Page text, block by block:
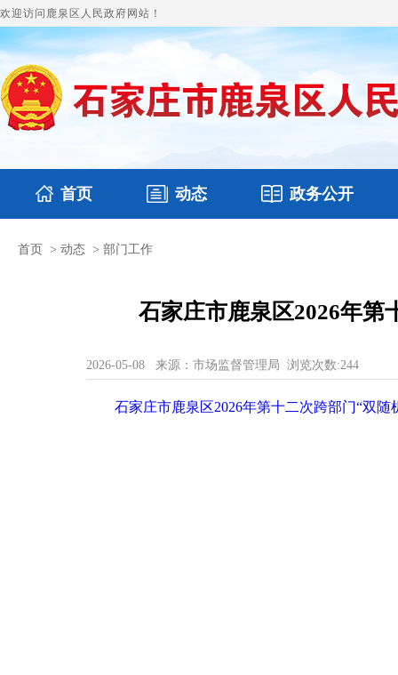
欢迎访问鹿泉区人民政府网站！
首页 动态
国务要闻
政务公开
本区文件
首页 > 动态 > 部门工作
石家庄市鹿泉区2026年第
2026-05-08 来源：市场监督管理局 浏览次数:244
石家庄市鹿泉区2026年第十二次跨部门“双